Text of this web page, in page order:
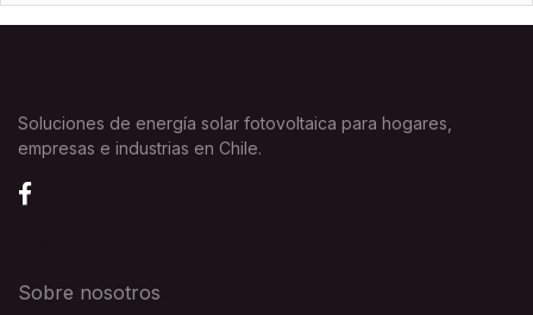
Soluciones de energía solar fotovoltaica para hogares,
empresas e industrias en Chile.
Sobre nosotros